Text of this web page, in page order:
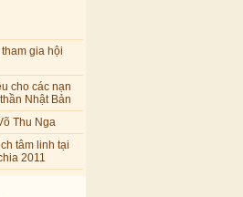
gia hội
cho các nạn
Nhật Bản
Thu Nga
tâm linh tại
2011